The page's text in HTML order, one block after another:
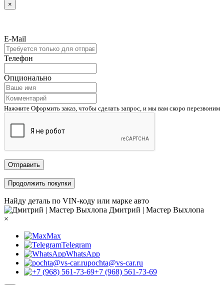
×
E-Mail
Телефон
Опционально
Нажмите Оформить заказ, чтобы сделать запрос, и мы вам скоро перезвоним
Отправить
Продолжить покупки
Найду деталь по VIN-коду или марке авто
Дмитрий | Мастер Выхлопа
×
Max
Telegram
WhatsApp
pochta@vs-car.ru
+7 (968) 561-73-69